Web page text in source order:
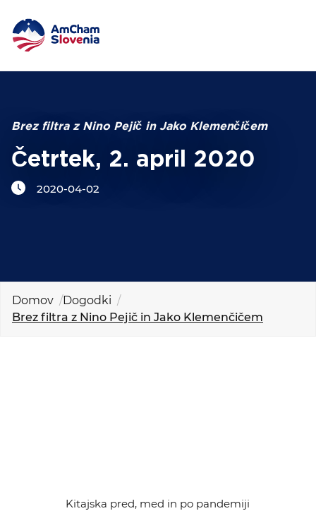
ZAGOVORNIŠTVO
AmCham YOUNG
O NAS
KOLEDAR DOGODKOV
Želimo postati član
Brez filtra z Nino Pejič in Jako Klemenčičem
Četrtek, 2. april 2020
2020-04-02
Domov
Dogodki
Brez filtra z Nino Pejič in Jako Klemenčičem
Kitajska pred, med in po pandemiji